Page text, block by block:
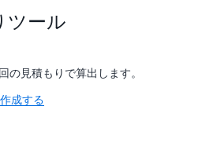
ツール
の見積もりで算出します。
成する